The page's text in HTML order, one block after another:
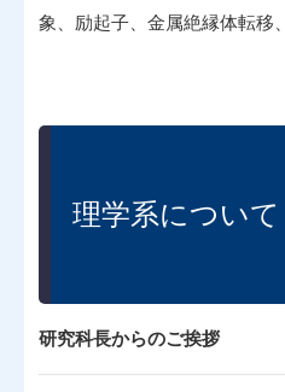
象、励起子、金属絶縁体転移
理学系について
研究科長からのご挨拶